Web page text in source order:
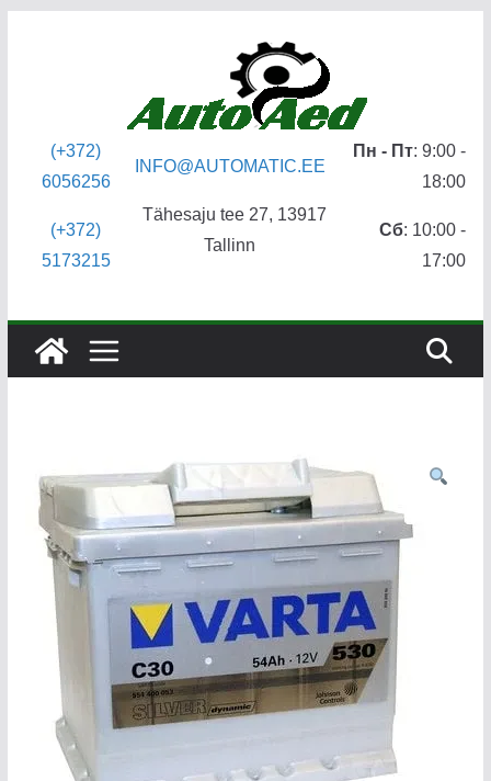
(+372)
6056256
(+372)
5173215
INFO@AUTOMATIC.EE
Tähesaju tee 27, 13917
Tallinn
Пн - Пт: 9:00 -
18:00
Сб: 10:00 -
17:00